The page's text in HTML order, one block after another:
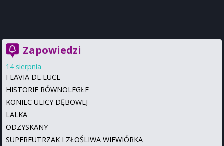
Zapowiedzi
14 sierpnia
FLAVIA DE LUCE
HISTORIE RÓWNOLEGŁE
KONIEC ULICY DĘBOWEJ
LALKA
ODZYSKANY
SUPERFUTRZAK I ZŁOŚLIWA WIEWIÓRKA